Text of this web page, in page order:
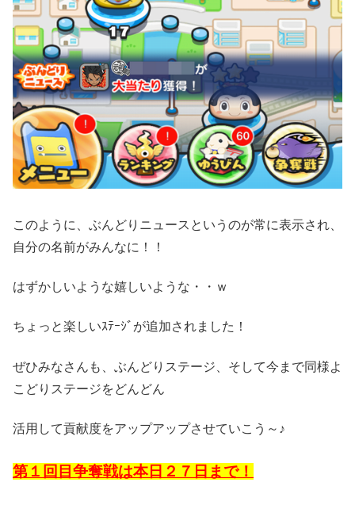
このように、ぶんどりニュースというのが常に表示され、
自分の名前がみんなに！！
はずかしいような嬉しいような・・ｗ
ちょっと楽しいｽﾃｰｼﾞが追加されました！
ぜひみなさんも、ぶんどりステージ、そして今まで同様よ
こどりステージをどんどん
活用して貢献度をアップアップさせていこう～♪
第１回目争奪戦は本日２７日まで！